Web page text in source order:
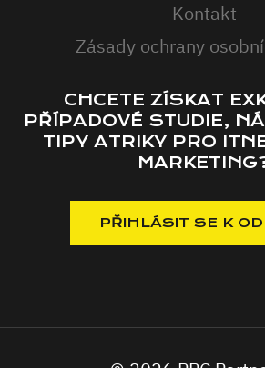
Kontakt
Zásady ochrany
CHCETE ZÍSKAT
PŘÍPADOVÉ STUDIE,
TIPY ATRIKY PRO